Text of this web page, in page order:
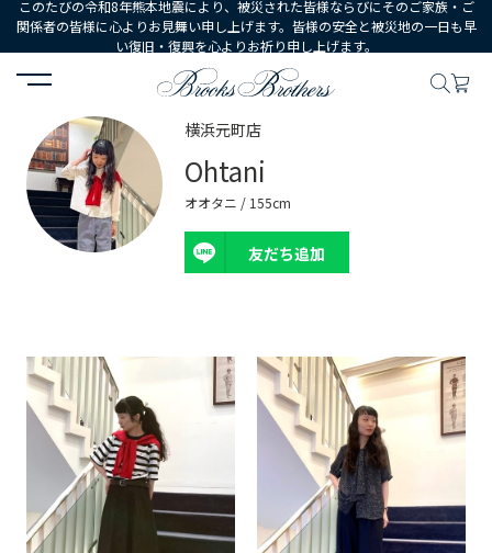
このたびの令和8年熊本地震により、被災された皆様ならびにそのご家族・ご
関係者の皆様に心よりお見舞い申し上げます。皆様の安全と被災地の一日も早
い復旧・復興を心よりお祈り申し上げます。
HOME コーディネート スタッフ詳細
横浜元町店
Ohtani
オオタニ / 155cm
友だち追加